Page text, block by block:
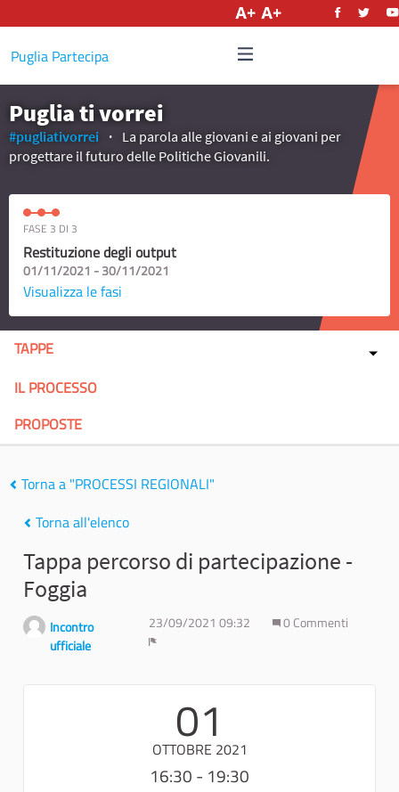
Puglia Partecipa
Puglia ti vorrei
#pugliativorrei
La parola alle giovani e ai giovani per
progettare il futuro delle Politiche Giovanili.
FASE 3 DI 3
Restituzione degli output
01/11/2021 - 30/11/2021
Visualizza le fasi
TAPPE
IL PROCESSO
PROPOSTE
Torna a "PROCESSI REGIONALI"
Torna all'elenco
Tappa percorso di partecipazione -
Foggia
Incontro
ufficiale
23/09/2021 09:32
0 Commenti
01
OTTOBRE 2021
16:30 - 19:30